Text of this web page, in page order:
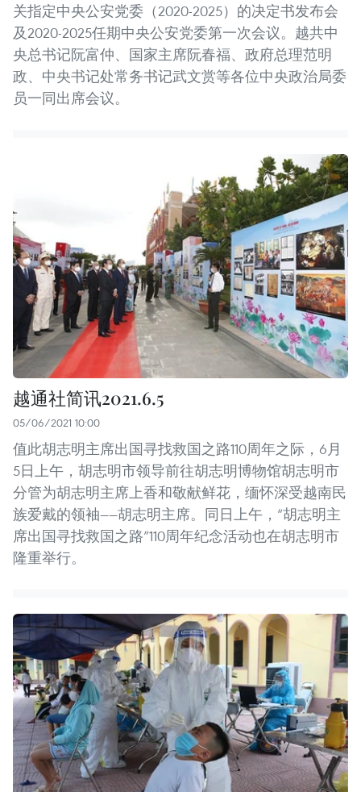
关指定中央公安党委（2020-2025）的决定书发布会
及2020-2025任期中央公安党委第一次会议。越共中
央总书记阮富仲、国家主席阮春福、政府总理范明
政、中央书记处常务书记武文赏等各位中央政治局委
员一同出席会议。
越通社简讯2021.6.5
05/06/2021 10:00
值此胡志明主席出国寻找救国之路110周年之际，6月
5日上午，胡志明市领导前往胡志明博物馆胡志明市
分管为胡志明主席上香和敬献鲜花，缅怀深受越南民
族爱戴的领袖——胡志明主席。同日上午，“胡志明主
席出国寻找救国之路”110周年纪念活动也在胡志明市
隆重举行。